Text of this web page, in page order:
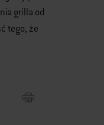
grilla od
tego, że